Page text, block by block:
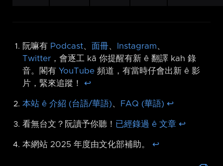
阮嘛有 Podcast、 面冊、 Instagram、
Twitter ，會逐工 kā 你提醒有新 ê 翻譯 kah 錄
音。閣有 YouTube 頻道，有當時仔會出新 ê 影
片，緊來追蹤！ ↩︎
本站 ê 介紹 (台語/華語)、 FAQ (華語) ↩︎
看無台文？阮讀予你聽！ 已經錄過 ê 文章 ↩︎
本網站 2025 年度由文化部補助。 ↩︎